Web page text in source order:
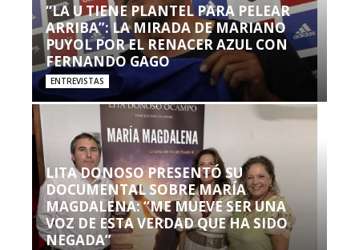
“LA U TIENE PLANTEL PARA PELEAR
ARRIBA”: LA MIRADA DE MARIANO
PUYOL POR EL RENACER AZUL CON
FERNANDO GAGO
ENTREVISTAS
LITA DONOSO PRESENTÓ SU
DOCUMENTAL SOBRE MARÍA
MAGDALENA: “ME MUEVE SER UNA
VOZ DE ESTA VERDAD QUE HA SIDO
NEGADA”